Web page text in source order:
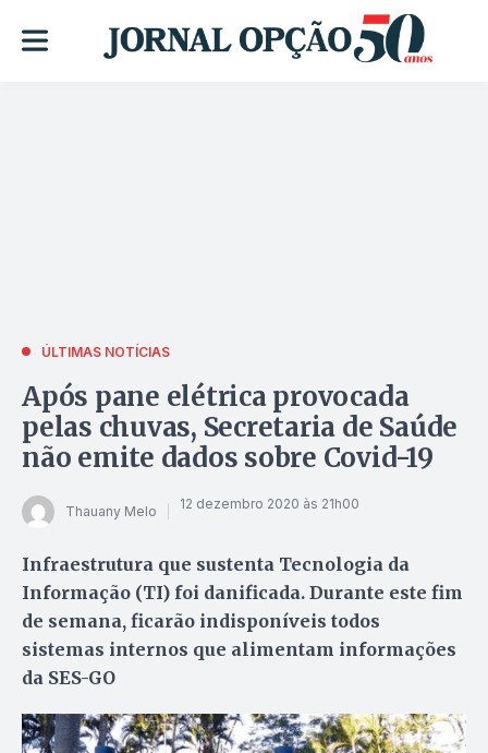
ÚLTIMAS NOTÍCIAS
Após pane elétrica provocada
pelas chuvas, Secretaria de Saúde
não emite dados sobre Covid-19
Thauany Melo 12 dezembro 2020 às 21h00
Infraestrutura que sustenta Tecnologia da
Informação (TI) foi danificada. Durante este fim
de semana, ficarão indisponíveis todos
sistemas internos que alimentam informações
da SES-GO